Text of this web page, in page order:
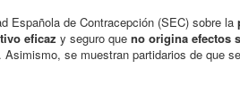
Española de Contracepción (SEC) sobre la
eficaz y seguro que no origina efectos
se muestran partidarios de que